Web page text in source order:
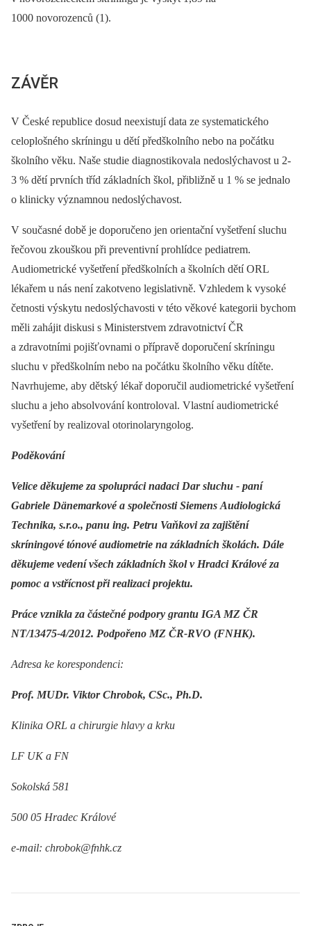
1000 novorozenců (1).
ZÁVĚR
V České republice dosud neexistují data ze systematického
celoplošného skríningu u dětí předškolního nebo na počátku
školního věku. Naše studie diagnostikovala nedoslýchavost u 2-
3 % dětí prvních tříd základních škol, přibližně u 1 % se jednalo
o klinicky významnou nedoslýchavost.
V současné době je doporučeno jen orientační vyšetření sluchu
řečovou zkouškou při preventivní prohlídce pediatrem.
Audiometrické vyšetření předškolních a školních dětí ORL
lékařem u nás není zakotveno legislativně. Vzhledem k vysoké
četnosti výskytu nedoslýchavosti v této věkové kategorii bychom
měli zahájit diskusi s Ministerstvem zdravotnictví ČR
a zdravotními pojišťovnami o přípravě doporučení skríningu
sluchu v předškolním nebo na počátku školního věku dítěte.
Navrhujeme, aby dětský lékař doporučil audiometrické vyšetření
sluchu a jeho absolvování kontroloval. Vlastní audiometrické
vyšetření by realizoval otorinolaryngolog.
Poděkování
Velice děkujeme za spolupráci nadaci Dar sluchu -⁠ paní
Gabriele Dänemarkové a společnosti Siemens Audiologická
Technika, s.r.o., panu ing. Petru Vaňkovi za zajištění
skríningové tónové audiometrie na základních školách. Dále
děkujeme vedení všech základních škol v Hradci Králové za
pomoc a vstřícnost při realizaci projektu.
Práce vznikla za částečné podpory grantu IGA MZ ČR
NT/13475-4/2012. Podpořeno MZ ČR-RVO (FNHK).
Adresa ke korespondenci:
Prof. MUDr. Viktor Chrobok, CSc., Ph.D.
Klinika ORL a chirurgie hlavy a krku
LF UK a FN
Sokolská 581
500 05 Hradec Králové
e-mail: chrobok@fnhk.cz